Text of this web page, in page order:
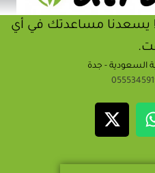
يسعدنا مساعدتك في أي
السعودية - جدة